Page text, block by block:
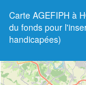
Carte AGEFIPH à
du fonds pour
handicapées)
+
−